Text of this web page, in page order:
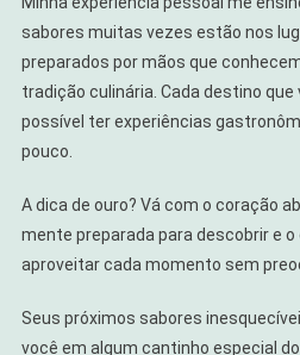
sabores muitas vezes estão nos
preparados por mãos que
tradição culinária. Cada destino
possível ter experiências
pouco.
A dica de ouro? Vá com o coração
mente preparada para descobrir e
aproveitar cada momento sem
Seus próximos sabores
você em algum cantinho especial